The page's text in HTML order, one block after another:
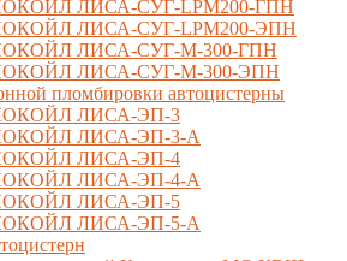
ЛИСА-СУГ-LPM200-ГПН
ЛИСА-СУГ-LPM200-ЭПН
ЛИСА-СУГ-М-300-ГПН
ЛИСА-СУГ-М-300-ЭПН
пломбировки автоцистерны
ЛИСА-ЭП-3
ЛИСА-ЭП-3-А
ЛИСА-ЭП-4
ЛИСА-ЭП-4-А
ЛИСА-ЭП-5
ЛИСА-ЭП-5-А